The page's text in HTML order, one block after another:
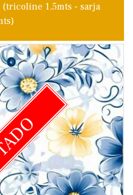
1,5mts - sarja